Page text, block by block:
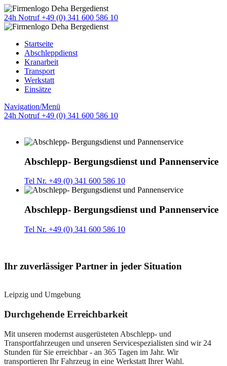
24h Notruf +49 (0) 341 600 586 10
Startseite
Abschleppdienst
Kranarbeit
Transport
Werkstatt
Einsätze
Navigation/Menü
24h Notruf +49 (0) 341 600 586 10
Abschlepp- Bergungsdienst und Pannenservice
Tel Nr. +49 (0) 341 600 586 10
Abschlepp- Bergungsdienst und Pannenservice
Tel Nr. +49 (0) 341 600 586 10
Ihr zuverlässiger Partner in jeder Situation
Leipzig und Umgebung
Durchgehende Erreichbarkeit
Mit unseren modernst ausgerüsteten Abschlepp- und
Transportfahrzeugen und unseren Servicespezialisten sind wir 24
Stunden für Sie erreichbar - an 365 Tagen im Jahr. Wir
transportieren Ihr Fahrzeug in eine Werkstatt Ihrer Wahl.